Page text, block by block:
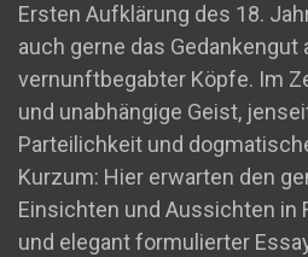
Ersten Aufklärung des 18.
auch gerne das Gedankengut
vernunftbegabter Köpfe. Im
und unabhängige Geist,
Parteilichkeit und
Kurzum: Hier erwarten den
Einsichten und Aussichten in
und elegant formulierter